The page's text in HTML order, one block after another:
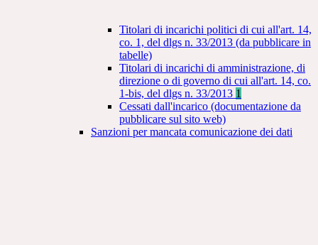
Titolari di incarichi politici di cui all'art. 14,
co. 1, del dlgs n. 33/2013 (da pubblicare in
tabelle)
Titolari di incarichi di amministrazione, di
direzione o di governo di cui all'art. 14, co.
1-bis, del dlgs n. 33/2013 1
Cessati dall'incarico (documentazione da
pubblicare sul sito web)
Sanzioni per mancata comunicazione dei dati